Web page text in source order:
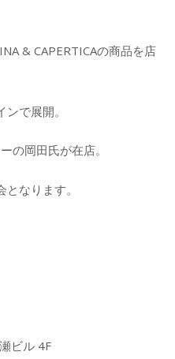
& CAPERTICAの商品を店
で展開。
の岡田氏が在店。
なります。
ビル 4F